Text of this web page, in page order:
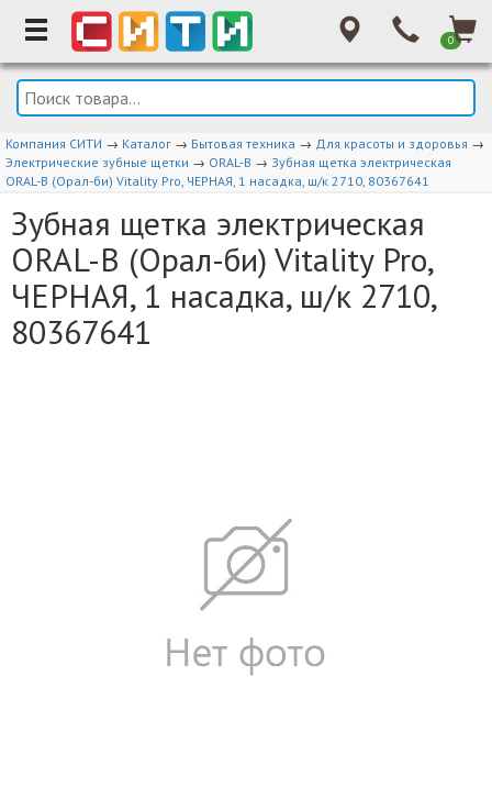
0
Компания СИТИ → Каталог → Бытовая техника → Для красоты и здоровья →
Электрические зубные щетки → ORAL-B → Зубная щетка электрическая
ORAL-B (Орал-би) Vitality Pro, ЧЕРНАЯ, 1 насадка, ш/к 2710, 80367641
Зубная щетка электрическая
ORAL-B (Орал-би) Vitality Pro,
ЧЕРНАЯ, 1 насадка, ш/к 2710,
80367641